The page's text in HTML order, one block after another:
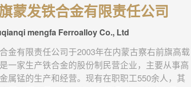
蒙发铁合金有限责任公司
mengfa Ferroalloy Co., Ltd
金有限责任公司于2003年在内蒙古察右前旗高载
一家生产铁合金的股份制民营企业，主要从事高
属锰的生产和经营。现有在职职工550余人，其